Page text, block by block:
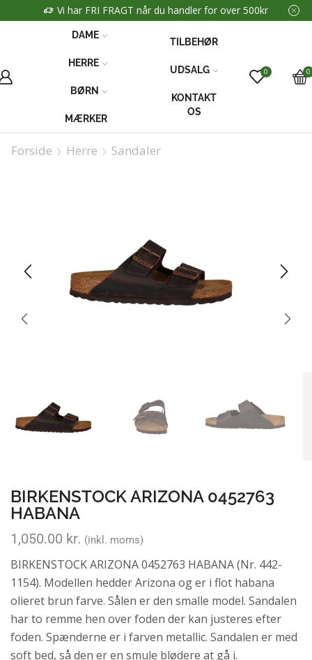
Vi har FRI FRAGT når du handler for over 500kr
DAME
HERRE
BØRN
MÆRKER
TILBEHØR
UDSALG
KONTAKT
OS
0 0
Forside Herre Sandaler
BIRKENSTOCK ARIZONA 0452763
HABANA
1,050.00 kr. (inkl. moms)
BIRKENSTOCK ARIZONA 0452763 HABANA (Nr. 442-
1154). Modellen hedder Arizona og er i flot habana
olieret brun farve. Sålen er den smalle model. Sandalen
har to remme hen over foden der kan justeres efter
foden. Spænderne er i farven metallic. Sandalen er med
soft bed, så den er en smule blødere at gå i.